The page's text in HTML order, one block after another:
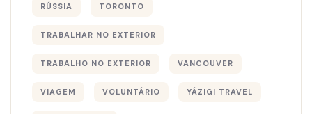
RÚSSIA TORONTO
TRABALHAR NO EXTERIOR
TRABALHO NO EXTERIOR VANCOUVER
VIAGEM VOLUNTÁRIO YÁZIGI TRAVEL